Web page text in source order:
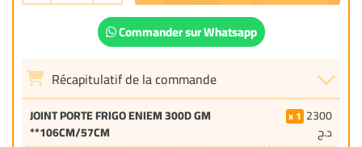
Commander sur Whatsapp
Récapitulatif de la commande
JOINT PORTE FRIGO ENIEM 300D GM
**106CM/57CM
1 2300
د.ج